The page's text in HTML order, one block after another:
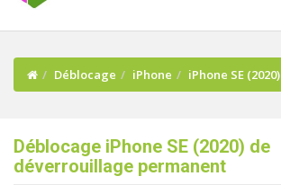
Déblocage iPhone iPhone SE (2020)
Déblocage iPhone SE (2020) de
déverrouillage permanent